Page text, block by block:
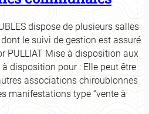
dispose de plusieurs salles
le suivi de gestion est assuré
PULLIAT Mise à disposition aux
disposition pour : Elle peut être
associations chiroublonnes
manifestations type “vente à